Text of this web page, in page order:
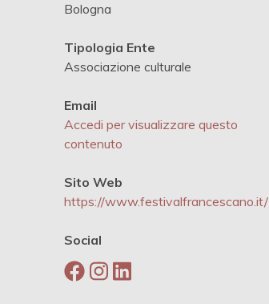
Bologna
Tipologia Ente
Associazione culturale
Email
Accedi per visualizzare questo
contenuto
Sito Web
https://www.festivalfrancescano.it/
Social